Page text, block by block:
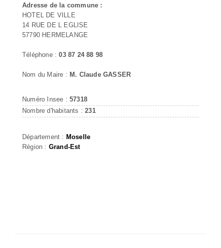
Adresse de la commune :
HOTEL DE VILLE
14 RUE DE L EGLISE
57790 HERMELANGE
Téléphone :03 87 24 88 98
Nom du Maire : M. Claude GASSER
Numéro Insee : 57318
Nombre d'habitants :231
Département : Moselle
Région : Grand-Est